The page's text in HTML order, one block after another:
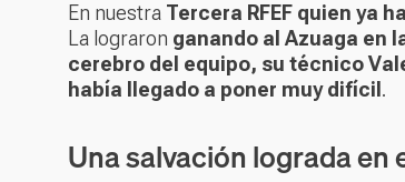
En nuestra Tercera RFEF quien ya
La lograron ganando al Azuaga en
cerebro del equipo, su técnico
había llegado a poner muy difícil .
Una salvación lograda